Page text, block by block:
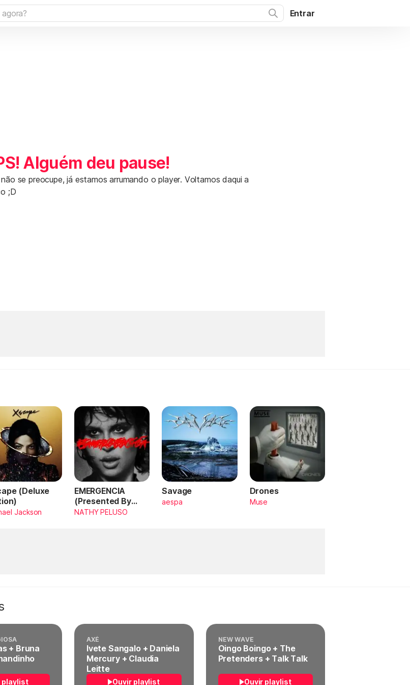
Entrar
Alguém deu pause!
se preocupe, já estamos arrumando o player. Voltamos daqui a
;D
(Deluxe
Jackson
EMERGENCIA
(Presented By
PlayStation,
NATHY PELUSO
Savage
aespa
Drones
Muse
+ Bruna
playlist
AXÉ
Ivete Sangalo + Daniela
Mercury + Claudia
Leitte
Ouvir playlist
NEW WAVE
Oingo Boingo + The
Pretenders + Talk Talk
Ouvir playlist